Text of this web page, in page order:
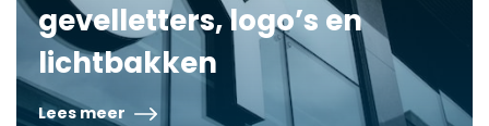
gevelletters, logo’s en
lichtbakken
Lees meer